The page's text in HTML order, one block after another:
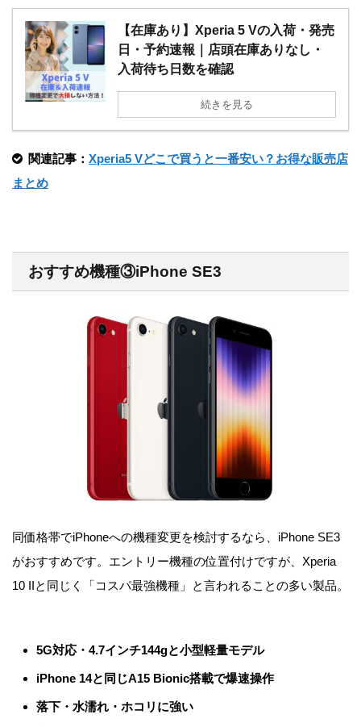
【在庫あり】Xperia 5 Vの入荷・発売
日・予約速報｜店頭在庫ありなし・
入荷待ち日数を確認
続きを見る
関連記事： Xperia5 Vどこで買うと一番安い？お得な販売店
まとめ
おすすめ機種③iPhone SE3
同価格帯でiPhoneへの機種変更を検討するなら、iPhone SE3
がおすすめです。エントリー機種の位置付けですが、Xperia
10 IIと同じく「コスパ最強機種」と言われることの多い製品。
5G対応・4.7インチ144gと小型軽量モデル
iPhone 14と同じA15 Bionic搭載で爆速操作
落下・水濡れ・ホコリに強い